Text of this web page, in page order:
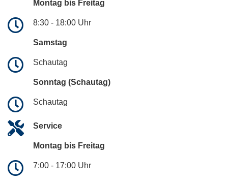
Montag bis Freitag
8:30 - 18:00 Uhr
Samstag
Schautag
Sonntag (Schautag)
Schautag
Service
Montag bis Freitag
7:00 - 17:00 Uhr